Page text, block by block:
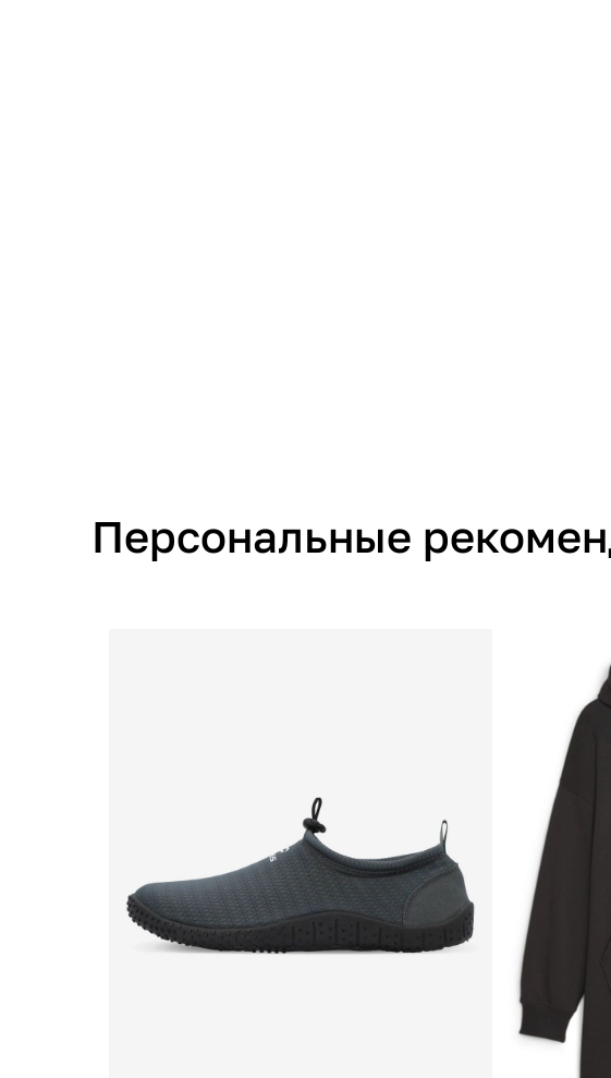
Персональные